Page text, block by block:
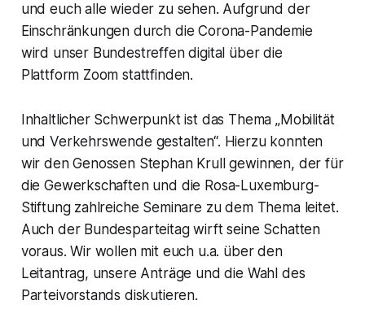
und euch alle wieder zu sehen. Aufgrund der
Einschränkungen durch die Corona-Pandemie
wird unser Bundestreffen digital über die
Plattform Zoom stattfinden.
Inhaltlicher Schwerpunkt ist das Thema „Mobilität
und Verkehrswende gestalten“. Hierzu konnten
wir den Genossen Stephan Krull gewinnen, der für
die Gewerkschaften und die Rosa-Luxemburg-
Stiftung zahlreiche Seminare zu dem Thema leitet.
Auch der Bundesparteitag wirft seine Schatten
voraus. Wir wollen mit euch u.a. über den
Leitantrag, unsere Anträge und die Wahl des
Parteivorstands diskutieren.